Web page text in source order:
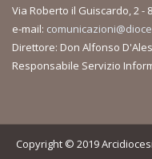
Via Roberto il Guiscardo, 2 -
e-mail:
Direttore: Don Alfonso
Responsabile Servizio
Copyright © 2019